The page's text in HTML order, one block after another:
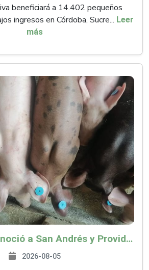
beneficiará a 14.402 pequeños
ingresos en Córdoba, Sucre... Leer
más
La OMSA reconoció a San Andrés y Providencia como zona libre de Peste Porcina Clásica (PPC)
2026-08-05